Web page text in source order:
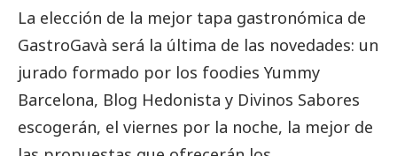
La elección de la mejor tapa gastronómica de
GastroGavà será la última de las novedades: un
jurado formado por los foodies Yummy
Barcelona, ​​Blog Hedonista y Divinos Sabores
escogerán, el viernes por la noche, la mejor de